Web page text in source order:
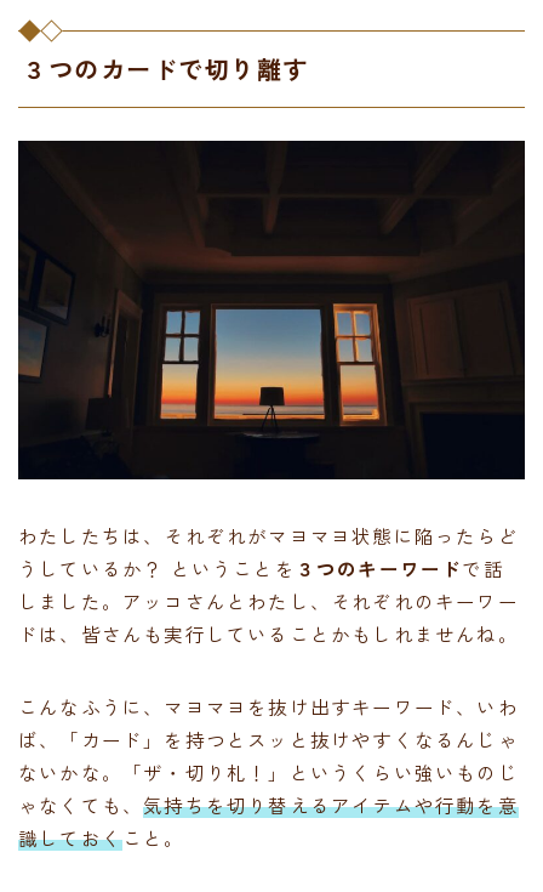
３つのカードで切り離す
わたしたちは、それぞれがマヨマヨ状態に陥ったらど
うしているか？ ということを ３つのキーワードで話
しました。アッコさんとわたし、それぞれのキーワー
ドは、皆さんも実行していることかもしれませんね。
こんなふうに、マヨマヨを抜け出すキーワード、いわ
ば、「カード」を持つとスッと抜けやすくなるんじゃ
ないかな。「ザ・切り札！」というくらい強いものじ
ゃなくても、気持ちを切り替えるアイテムや行動を意
識しておくこと。